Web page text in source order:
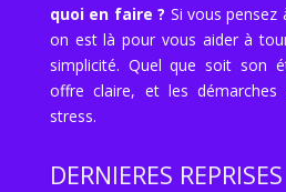
quoi en faire ? Si vous
on est là pour vous aider à
simplicité. Quel que soit son
offre claire, et les
stress.
DERNIERES REPRISES